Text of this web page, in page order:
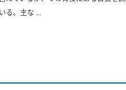
る。主な ...
ィールを詳しく見る